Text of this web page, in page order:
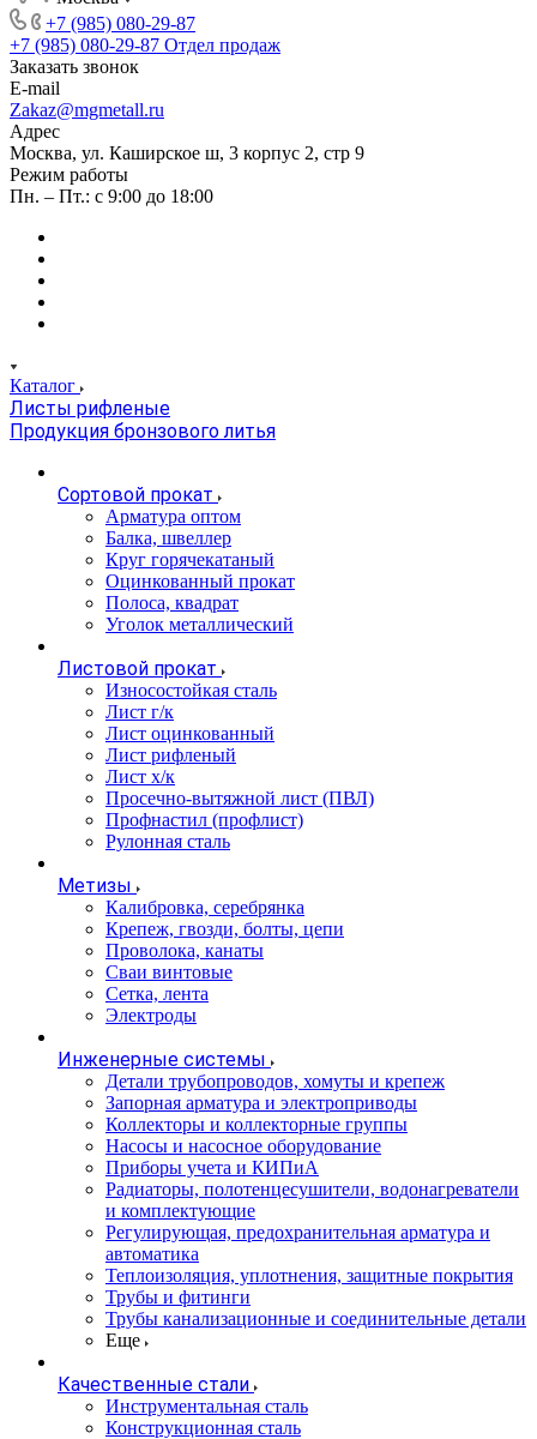
+7 (985) 080-29-87
+7 (985) 080-29-87 Отдел продаж
Заказать звонок
E-mail
Zakaz@mgmetall.ru
Адрес
Москва, ул. Каширское ш, 3 корпус 2, стр 9
Режим работы
Пн. – Пт.: с 9:00 до 18:00
Каталог
Листы рифленые
Продукция бронзового литья
Сортовой прокат
Арматура оптом
Балка, швеллер
Круг горячекатаный
Оцинкованный прокат
Полоса, квадрат
Уголок металлический
Листовой прокат
Износостойкая сталь
Лист г/к
Лист оцинкованный
Лист рифленый
Лист х/к
Просечно-вытяжной лист (ПВЛ)
Профнастил (профлист)
Рулонная сталь
Метизы
Калибровка, серебрянка
Крепеж, гвозди, болты, цепи
Проволока, канаты
Сваи винтовые
Сетка, лента
Электроды
Инженерные системы
Детали трубопроводов, хомуты и крепеж
Запорная арматура и электроприводы
Коллекторы и коллекторные группы
Насосы и насосное оборудование
Приборы учета и КИПиА
Радиаторы, полотенцесушители, водонагреватели
и комплектующие
Регулирующая, предохранительная арматура и
автоматика
Теплоизоляция, уплотнения, защитные покрытия
Трубы и фитинги
Трубы канализационные и соединительные детали
Еще
Качественные стали
Инструментальная сталь
Конструкционная сталь